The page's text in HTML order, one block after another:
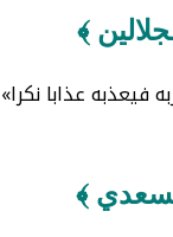
﴾
فيعذبه عذابا
﴾